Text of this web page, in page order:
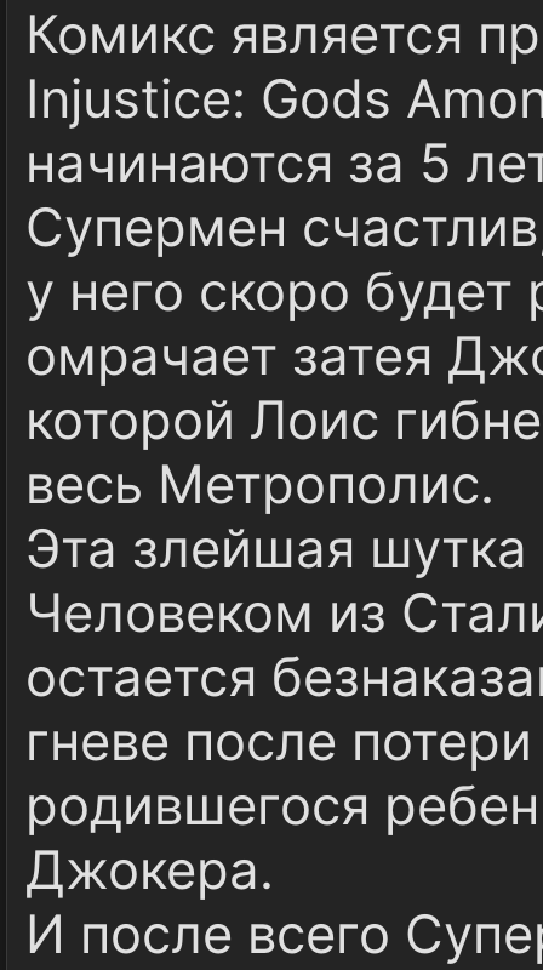
Комикс является
Injustice: Gods
начинаются за 5
Супермен
у него скоро
омрачает затея
которой Лоис
весь Метрополис.
Эта злейшая
Человеком из
остается
гневе после
родившегося
Джокера.
И после всего